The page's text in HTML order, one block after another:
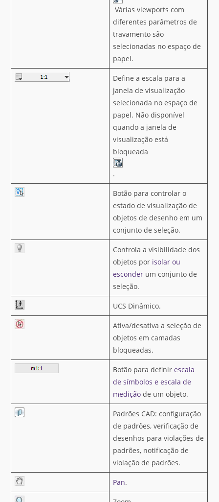
Várias viewports com
diferentes parâmetros de
travamento são
selecionadas no espaço de
papel.
Define a escala para a
janela de visualização
selecionada no espaço de
papel. Não disponível
quando a janela de
visualização está
bloqueada
.
Botão para controlar o
estado de visualização de
objetos de desenho em um
conjunto de seleção.
Controla a visibilidade dos
objetos por isolar ou
esconder um conjunto de
seleção.
UCS Dinâmico.
Ativa/desativa a seleção de
objetos em camadas
bloqueadas.
Botão para definirescala
de símbolos e escala de
medição de um objeto.
Padrões CAD: configuração
de padrões, verificação de
desenhos para violações de
padrões, notificação de
violação de padrões.
Pan.